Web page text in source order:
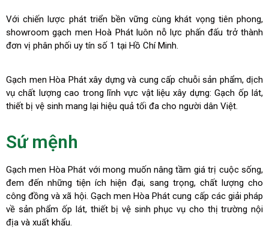
Với chiến lược phát triển bền vững cùng khát vọng tiên phong,
showroom gạch men Hoà Phát luôn nỗ lực phấn đấu trở thành
đơn vị phân phối uy tín số 1 tại Hồ Chí Minh.
Gạch men Hòa Phát xây dựng và cung cấp chuỗi sản phẩm, dịch
vụ chất lượng cao trong lĩnh vực vật liệu xây dựng: Gạch ốp lát,
thiết bị vệ sinh mang lại hiệu quả tối đa cho người dân Việt.
Sứ mệnh
Gạch men Hòa Phát với mong muốn nâng tầm giá trị cuộc sống,
đem đến những tiện ích hiện đại, sang trọng, chất lượng cho
công đồng và xã hội. Gạch men Hòa Phát cung cấp các giải pháp
về sản phẩm ốp lát, thiết bị vệ sinh phục vụ cho thị trường nội
địa và xuất khẩu.